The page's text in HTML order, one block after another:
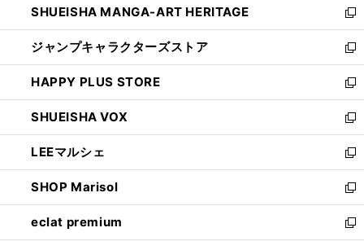
く
で
開
く
い
ウ
ィ
ン
ド
ウ
で
開
く
SHUEISHA MANGA-ART HERITAGE
新
し
い
ウ
ィ
ン
ド
ウ
で
開
く
ジャンプキャラクターズストア
新
し
い
ウ
ィ
ン
ド
ウ
で
開
く
HAPPY PLUS STORE
新
し
い
ウ
ィ
ン
ド
ウ
で
SHUEISHA VOX
新
し
い
ウ
ィ
ン
ド
LEEマルシェ
新
し
い
ウ
ィ
SHOP Marisol
新
し
い
eclat premium
新